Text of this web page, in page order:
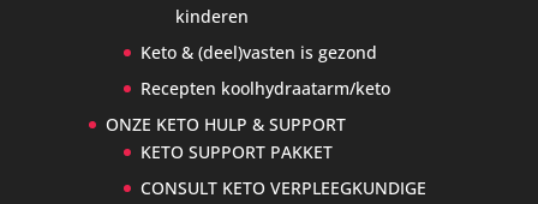
kinderen
Keto & (deel)vasten is gezond
Recepten koolhydraatarm/keto
ONZE KETO HULP & SUPPORT
KETO SUPPORT PAKKET
CONSULT KETO VERPLEEGKUNDIGE